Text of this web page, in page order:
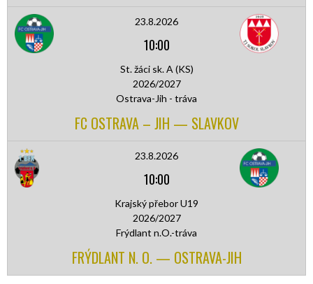
23.8.2026
10:00
St. žáci sk. A (KS)
2026/2027
Ostrava-Jih - tráva
FC OSTRAVA – JIH — SLAVKOV
23.8.2026
10:00
Krajský přebor U19
2026/2027
Frýdlant n.O.-tráva
FRÝDLANT N. O. — OSTRAVA-JIH